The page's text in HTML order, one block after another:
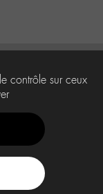
contrôle sur ceux